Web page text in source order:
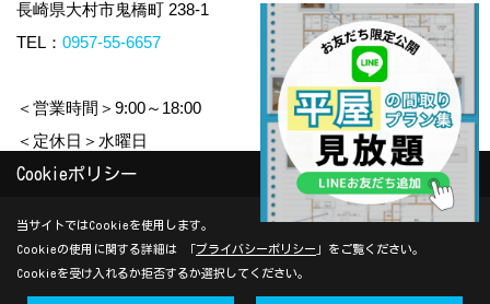
長崎県大村市鬼橋町 238-1
TEL： 0957-55-6657
＜営業時間＞9:00～18:00
＜定休日＞水曜日
Copyright (c) yamauchi-jyuken. All Rights Reserved.
Produced byゴデスクリエイト
Cookieポリシー
当サイトではCookieを使用します。
Cookieの使用に関する詳細は 「プライバシーポリシー 」をご覧ください。
Cookieを受け入れるか拒否するか選択してください。